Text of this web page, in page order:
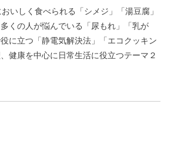
いしく食べられる「シメジ」「湯豆腐」
くの人が悩んでいる「尿もれ」「乳が
に立つ「静電気解決法」「エコクッキン
健康を中心に日常生活に役立つテーマ２